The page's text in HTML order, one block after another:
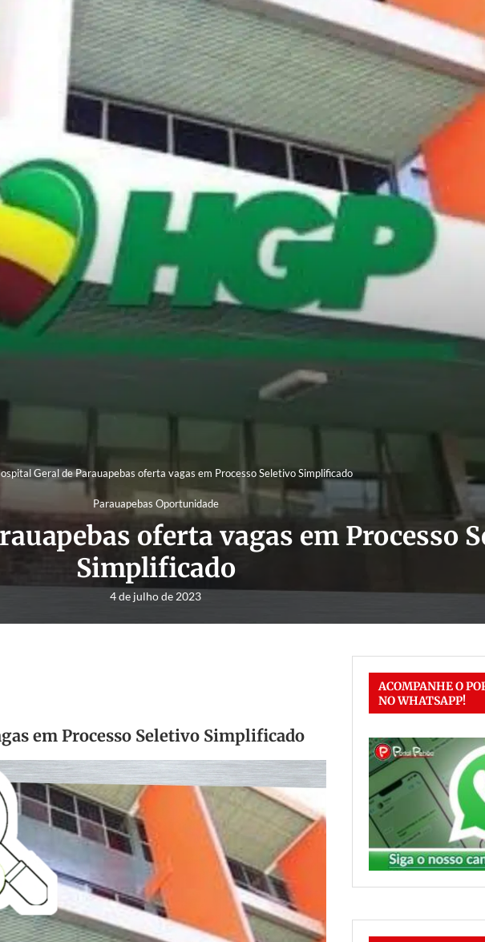
Geral de Parauapebas oferta vagas em Processo Seletivo Simplificado
Parauapebas Oportunidade
oferta vagas em Processo
Simplificado
4 de julho de 2023
em Processo Seletivo Simplificado
ACOMPANHE O
NO WHATSAPP!